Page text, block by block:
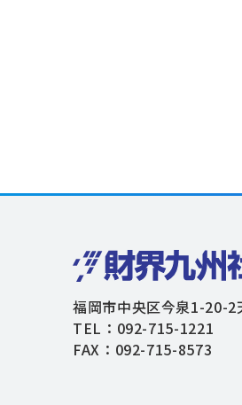
福岡市中央区今泉1-20-
TEL：092-715-1221
FAX：092-715-8573